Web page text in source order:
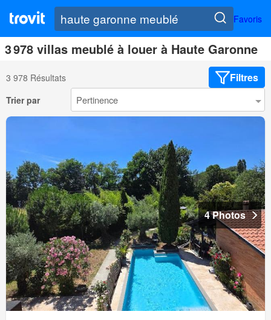
Favoris
3 978 villas meublé à louer à Haute Garonne
3 978 Résultats Filtres
Trier par
4 Photos